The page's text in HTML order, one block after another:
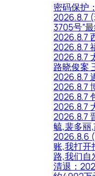
密码保护
2026.8.7
3705号”
2026.8.7
2026.8.7
2026.8.7
路晓俊案
2026.8.7
2026.8.7
2026.8.7
2026.8.7
2026.8.7
毓,裴多丽
2026.8.6
账,我打开
路,我们自
清退：